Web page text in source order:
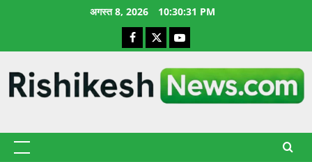
अगस्त 8, 2026 10:30:32 PM
Facebook
X YouTube
प्राथमिक